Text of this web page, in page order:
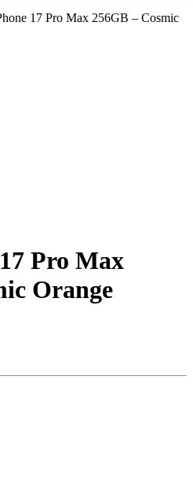
17 Pro Max 256GB – Cosmic
Pro Max
Orange